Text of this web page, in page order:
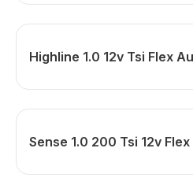
Highline 1.0 12v Tsi Flex
Sense 1.0 200 Tsi 12v